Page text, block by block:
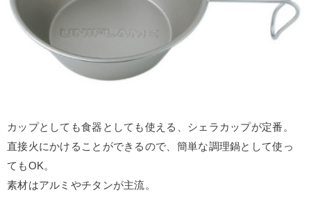
カップとしても食器としても使える、シェラカップが定番。
直接火にかけることができるので、簡単な調理鍋として使っ
てもOK。
素材はアルミやチタンが主流。